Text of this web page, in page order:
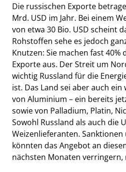
Die russischen Exporte
Mrd. USD im Jahr. Bei einem
von etwa 30 Bio. USD scheint
Rohstoffen sehe es jedoch
Knutzen: Sie machen fast 40%
Exporte aus. Der Streit um
wichtig Russland für die
ist. Das Land sei aber auch
von Aluminium – ein bereits
sowie von Palladium, Platin,
Sowohl Russland als auch die
Weizenlieferanten.
könnten das Angebot an
nächsten Monaten